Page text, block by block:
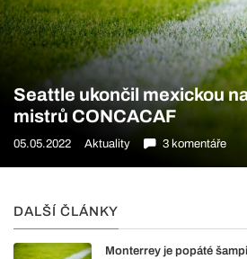
Seattle ukončil mexickou
mistrů CONCACAF
05.05.2022 Aktuality 3 komentáře
DALŠÍ ČLÁNKY
Monterrey je popáté